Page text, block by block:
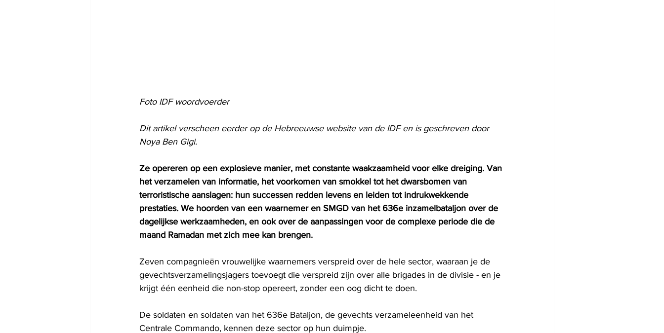
Foto IDF woordvoerder
Dit artikel verscheen eerder op de Hebreeuwse website van de IDF en is geschreven door
Noya Ben Gigi.
Ze opereren op een explosieve manier, met constante waakzaamheid voor elke dreiging. Van
het verzamelen van informatie, het voorkomen van smokkel tot het dwarsbomen van
terroristische aanslagen: hun successen redden levens en leiden tot indrukwekkende
prestaties. We hoorden van een waarnemer en SMGD van het 636e inzamelbataljon over de
dagelijkse werkzaamheden, en ook over de aanpassingen voor de complexe periode die de
maand Ramadan met zich mee kan brengen.
Zeven compagnieën vrouwelijke waarnemers verspreid over de hele sector, waaraan je de
gevechtsverzamelingsjagers toevoegt die verspreid zijn over alle brigades in de divisie - en je
krijgt één eenheid die non-stop opereert, zonder een oog dicht te doen.
De soldaten en soldaten van het 636e Bataljon, de gevechts verzameleenheid van het
Centrale Commando, kennen deze sector op hun duimpje.